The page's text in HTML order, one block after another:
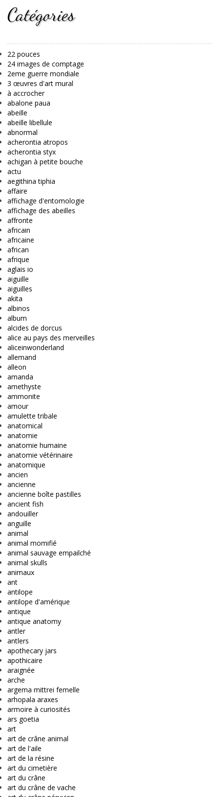
Catégories
22 pouces
24 images de comptage
2eme guerre mondiale
3 œuvres d'art mural
à accrocher
abalone paua
abeille
abeille libellule
abnormal
acherontia atropos
acherontia styx
achigan à petite bouche
actu
aegithina tiphia
affaire
affichage d'entomologie
affichage des abeilles
affronte
africain
africaine
african
afrique
aglais io
aiguille
aiguilles
akita
albinos
album
alcides de dorcus
alice au pays des merveilles
aliceinwonderland
allemand
alleon
amanda
amethyste
ammonite
amour
amulette tribale
anatomical
anatomie
anatomie humaine
anatomie vétérinaire
anatomique
ancien
ancienne
ancienne boîte pastilles
ancient fish
andouiller
anguille
animal
animal momifié
animal sauvage empailché
animal skulls
animaux
ant
antilope
antilope d'amérique
antique
antique anatomy
antler
antlers
apothecary jars
apothicaire
araignée
arche
argema mittrei femelle
arhopala araxes
armoire à curiosités
ars goetia
art
art de crâne animal
art de l'aile
art de la résine
art du cimetière
art du crâne
art du crâne de vache